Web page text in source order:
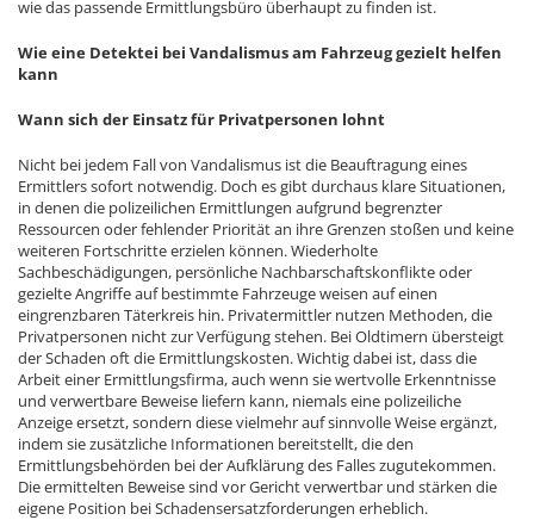
wie das passende Ermittlungsbüro überhaupt zu finden ist.
Wie eine Detektei bei Vandalismus am Fahrzeug gezielt helfen
kann
Wann sich der Einsatz für Privatpersonen lohnt
Nicht bei jedem Fall von Vandalismus ist die Beauftragung eines
Ermittlers sofort notwendig. Doch es gibt durchaus klare Situationen,
in denen die polizeilichen Ermittlungen aufgrund begrenzter
Ressourcen oder fehlender Priorität an ihre Grenzen stoßen und keine
weiteren Fortschritte erzielen können. Wiederholte
Sachbeschädigungen, persönliche Nachbarschaftskonflikte oder
gezielte Angriffe auf bestimmte Fahrzeuge weisen auf einen
eingrenzbaren Täterkreis hin. Privatermittler nutzen Methoden, die
Privatpersonen nicht zur Verfügung stehen. Bei Oldtimern übersteigt
der Schaden oft die Ermittlungskosten. Wichtig dabei ist, dass die
Arbeit einer Ermittlungsfirma, auch wenn sie wertvolle Erkenntnisse
und verwertbare Beweise liefern kann, niemals eine polizeiliche
Anzeige ersetzt, sondern diese vielmehr auf sinnvolle Weise ergänzt,
indem sie zusätzliche Informationen bereitstellt, die den
Ermittlungsbehörden bei der Aufklärung des Falles zugutekommen.
Die ermittelten Beweise sind vor Gericht verwertbar und stärken die
eigene Position bei Schadensersatzforderungen erheblich.